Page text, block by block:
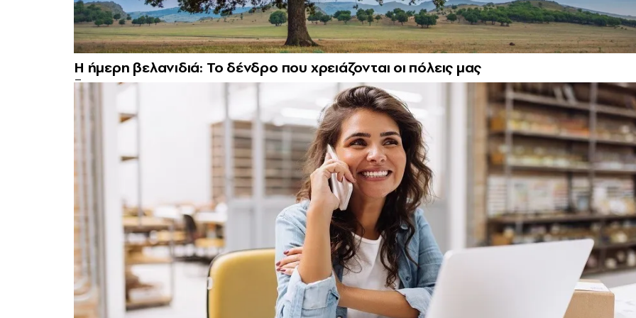
Η ήμερη βελανιδιά: Το δένδρο που χρειάζονται οι πόλεις μας